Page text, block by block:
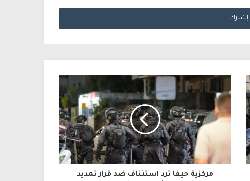
مركزية حيفا ترد استئناف ضد قرار تمديد